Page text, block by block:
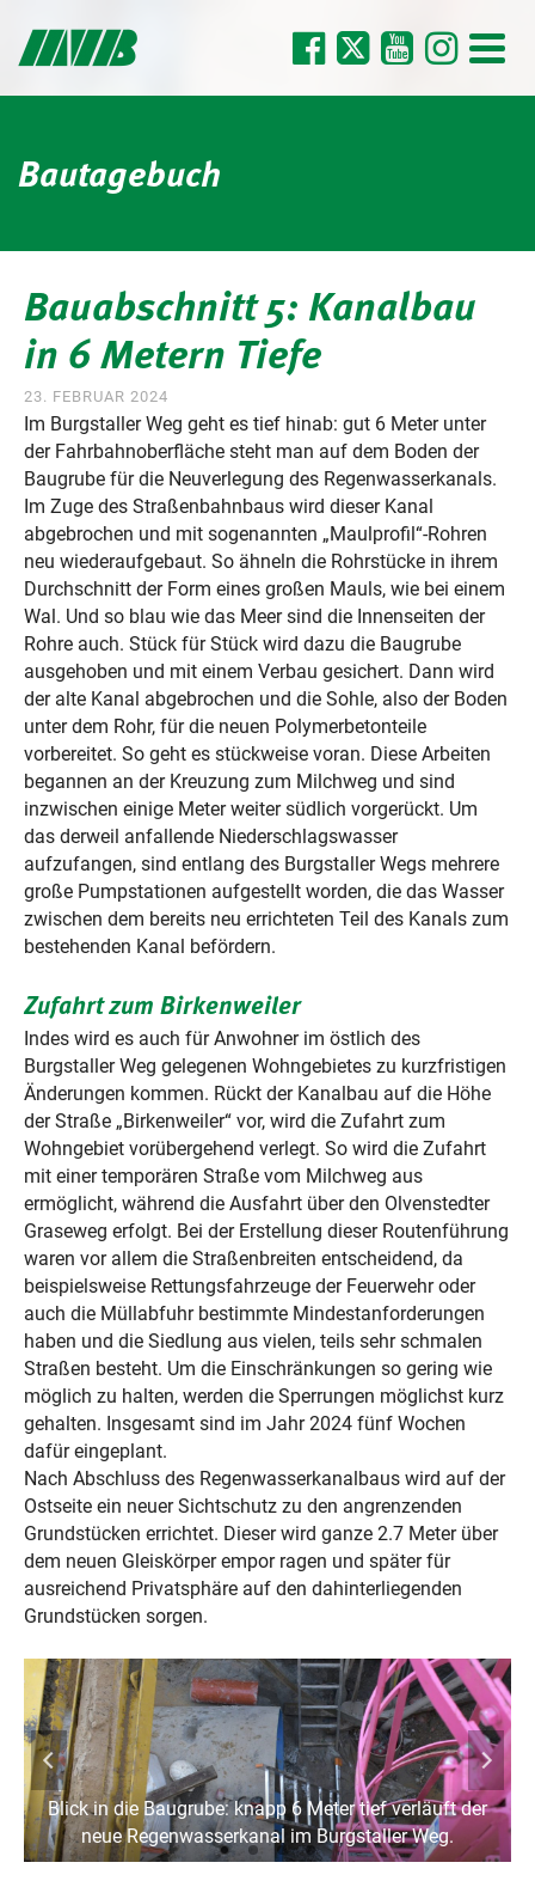
Bautagebuch
Bauabschnitt 5: Kanalbau
in 6 Metern Tiefe
23. FEBRUAR 2024
Im Burgstaller Weg geht es tief hinab: gut 6 Meter unter
der Fahrbahnoberfläche steht man auf dem Boden der
Baugrube für die Neuverlegung des Regenwasserkanals.
Im Zuge des Straßenbahnbaus wird dieser Kanal
abgebrochen und mit sogenannten „Maulprofil“-Rohren
neu wiederaufgebaut. So ähneln die Rohrstücke in ihrem
Durchschnitt der Form eines großen Mauls, wie bei einem
Wal. Und so blau wie das Meer sind die Innenseiten der
Rohre auch. Stück für Stück wird dazu die Baugrube
ausgehoben und mit einem Verbau gesichert. Dann wird
der alte Kanal abgebrochen und die Sohle, also der Boden
unter dem Rohr, für die neuen Polymerbetonteile
vorbereitet. So geht es stückweise voran. Diese Arbeiten
begannen an der Kreuzung zum Milchweg und sind
inzwischen einige Meter weiter südlich vorgerückt. Um
das derweil anfallende Niederschlagswasser
aufzufangen, sind entlang des Burgstaller Wegs mehrere
große Pumpstationen aufgestellt worden, die das Wasser
zwischen dem bereits neu errichteten Teil des Kanals zum
bestehenden Kanal befördern.
Zufahrt zum Birkenweiler
Indes wird es auch für Anwohner im östlich des
Burgstaller Weg gelegenen Wohngebietes zu kurzfristigen
Änderungen kommen. Rückt der Kanalbau auf die Höhe
der Straße „Birkenweiler“ vor, wird die Zufahrt zum
Wohngebiet vorübergehend verlegt. So wird die Zufahrt
mit einer temporären Straße vom Milchweg aus
ermöglicht, während die Ausfahrt über den Olvenstedter
Graseweg erfolgt. Bei der Erstellung dieser Routenführung
waren vor allem die Straßenbreiten entscheidend, da
beispielsweise Rettungsfahrzeuge der Feuerwehr oder
auch die Müllabfuhr bestimmte Mindestanforderungen
haben und die Siedlung aus vielen, teils sehr schmalen
Straßen besteht. Um die Einschränkungen so gering wie
möglich zu halten, werden die Sperrungen möglichst kurz
gehalten. Insgesamt sind im Jahr 2024 fünf Wochen
dafür eingeplant.
Nach Abschluss des Regenwasserkanalbaus wird auf der
Ostseite ein neuer Sichtschutz zu den angrenzenden
Grundstücken errichtet. Dieser wird ganze 2.7 Meter über
dem neuen Gleiskörper empor ragen und später für
ausreichend Privatsphäre auf den dahinterliegenden
Grundstücken sorgen.
Blick in die Baugrube: knapp 6 Meter tief verläuft der
neue Regenwasserkanal im Burgstaller Weg.
Gleich neben der Baugrube befindet sich noch der alte
Kanal. Oberirdische Pumpen leiten das
Niederschlagswasser um.
Auch im südlichen Milchweg drehen sich die Bagger.
HIer finden ebenfalls Kanalbauarbeiten statt.
Eine Pumpstation im Burgstaller Weg: sie übernimmt
übergangsweise die Funktion des unterirdischen